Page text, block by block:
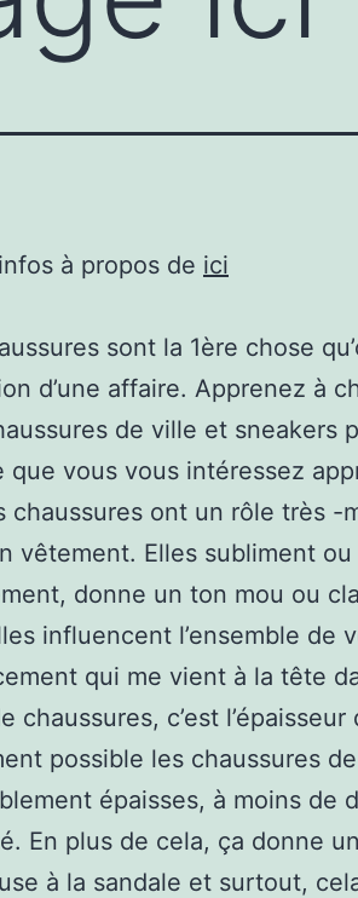
à propos de ici
sont la 1ère chose
d’une affaire. Apprenez à
de ville et sneakers
que vous vous intéressez
chaussures ont un rôle très -
vêtement. Elles subliment
donne un ton mou ou
influencent l’ensemble de
qui me vient à la tête
chaussures, c’est
possible les chaussures
épaisses, à moins de
En plus de cela, ça donne
à la sandale et surtout,